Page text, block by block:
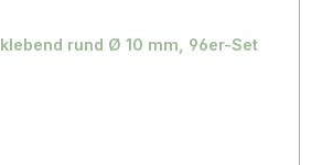
rund Ø 10 mm, 96er-Set